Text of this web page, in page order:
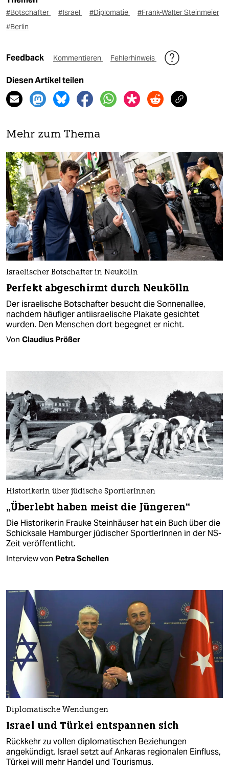
#Botschafter #Israel #Diplomatie
#Frank-Walter Steinmeier
#Berlin
Feedback Kommentieren Fehlerhinweis
Diesen Artikel teilen
Mehr zum Thema
Israelischer Botschafter in Neukölln
Perfekt abgeschirmt durch Neukölln
Der israelische Botschafter besucht die Sonnenallee,
nachdem häufiger antiisraelische Plakate gesichtet
wurden. Den Menschen dort begegnet er nicht.
Von Claudius Prößer
Historikerin über jüdische SportlerInnen
„Überlebt haben meist die Jüngeren“
Die Historikerin Frauke Steinhäuser hat ein Buch über die
Schicksale Hamburger jüdischer SportlerInnen in der NS-
Zeit veröffentlicht.
Interview von Petra Schellen
Diplomatische Wendungen
Israel und Türkei entspannen sich
Rückkehr zu vollen diplomatischen Beziehungen
angekündigt. Israel setzt auf Ankaras regionalen Einfluss,
Türkei will mehr Handel und Tourismus.